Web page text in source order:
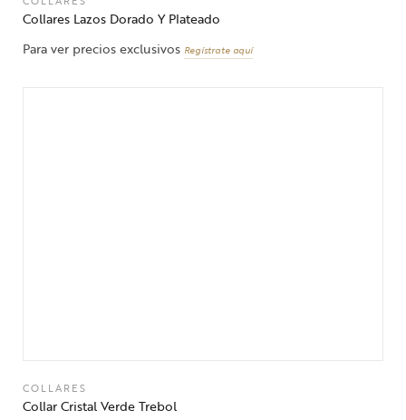
Collares Lazos Dorado Y Plateado
Para ver precios exclusivos Regístrate aquí
COLLARES
Collar Cristal Verde Trebol